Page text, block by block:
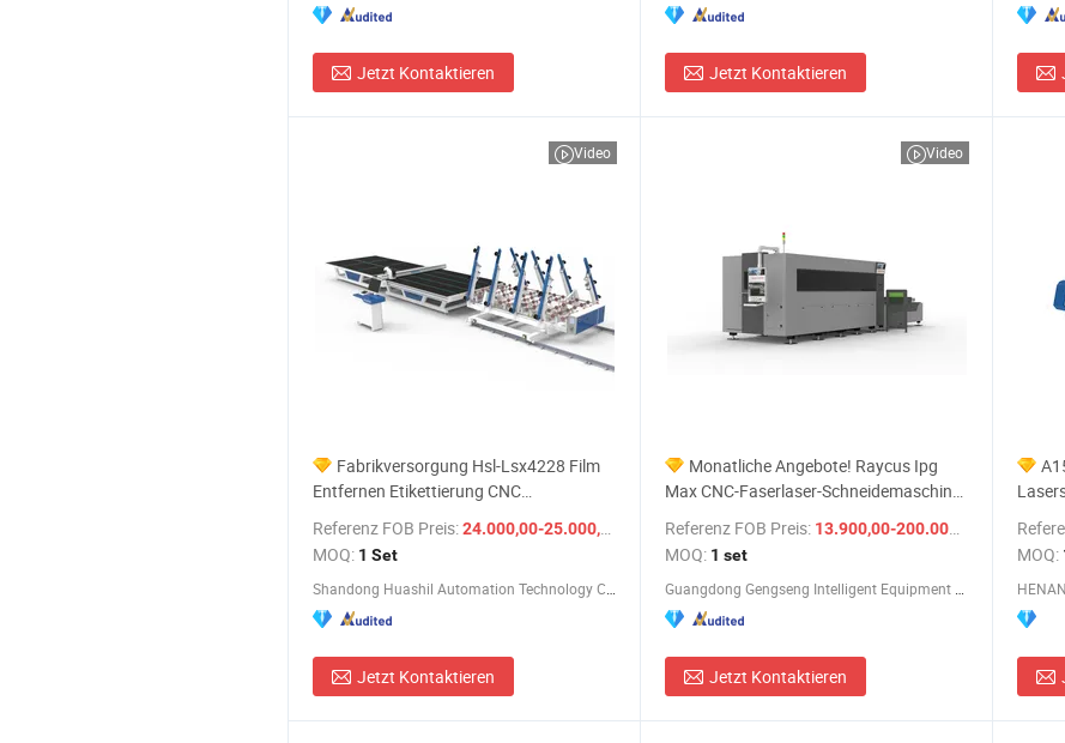
Jetzt Kontaktieren Jetzt Kontaktieren
Video
Fabrikversorgung Hsl-Lsx4228 Film
Entfernen Etikettierung CNC
Vollautomatische Glas Schneidelinie für
Fenster Tür Glas Schneidemaschine zum
Verkauf Preis mit CE EAC ISO
Referenz FOB Preis:24.000,00-25.000,00 $
/ Set
MOQ: 1 Set
Jetzt Kontaktieren
Video
Monatliche Angebote! Raycus Ipg
Max CNC-Faserlaser-Schneidemaschine
3000W 6000W 12kw 20kw 30kw 40kw
Metall-Laserschneiden für Stahl
Aluminium Metall Edelstahl Preis
Referenz FOB Preis: 13.900,00-200.000,00 $
/ set
MOQ: 1 set
Jetzt Kontaktieren
MOQ: